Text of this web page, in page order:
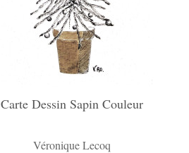
Carte Dessin Sapin Couleur
Véronique Lecoq